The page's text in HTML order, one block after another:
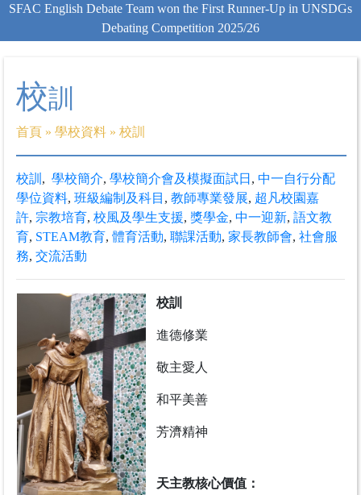
SFAC English Debate Team won the First Runner-Up in UNSDGs
Debating Competition 2025/26
校訓
首頁 » 學校資料 » 校訓
校訓 , 學校簡介, 學校簡介會及模擬面試日 , 中一自行分配
學位資料, 班級編制及科目 , 教師專業發展, 超凡校園嘉
許, 宗教培育, 校風及學生支援, 獎學金, 中一迎新, 語文教
育, STEAM教育, 體育活動, 聯課活動, 家長教師會, 社會服
務, 交流活動
校訓
進德修業
敬主愛人
和平美善
芳濟精神
天主教核心價值：